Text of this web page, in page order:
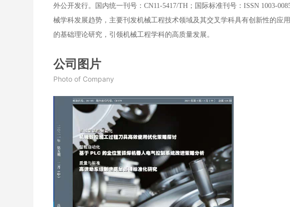
外公开发行。国内统一刊号：CN11-5417/TH；国际标准刊号：ISSN 1003-
械学科发展趋势，主要刊发机械工程技术领域及其交叉学科具有创新性的
的基础理论研究，引领机械工程学科的高质量发展。
公司图片
Photo of Company